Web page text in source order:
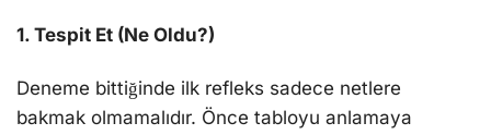
1. Tespit Et (Ne Oldu?)
Deneme bittiğinde ilk refleks sadece netlere
bakmak olmamalıdır. Önce tabloyu anlamaya